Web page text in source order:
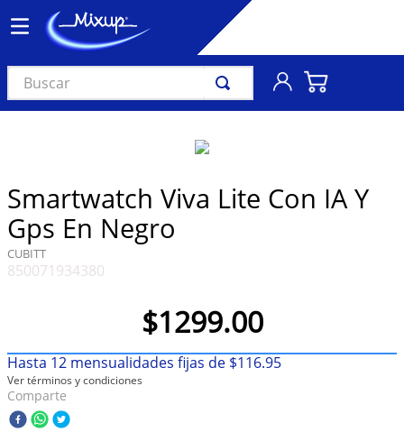
Buscar
Smartwatch Viva Lite Con IA Y
Gps En Negro
CUBITT
850071934380
$1299.00
Hasta 12 mensualidades fijas de $116.95
Ver términos y condiciones
Comparte
3.
audífonos
4.
madonna
5.
ariana grande
8.
manga